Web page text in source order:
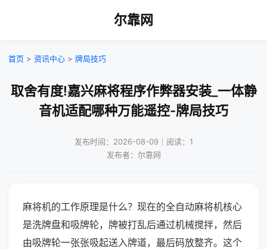
尔靠网
首页 > 资讯中心 > 牌局技巧
取舍有度!嘉兴麻将程序作弊器安装_一体静
音机适配哪种万能遥控-牌局技巧
发布时间：2026-08-09｜阅读：1
发布者：尔靠网
麻将机的工作原理是什么？现在的全自动麻将机核心
是洗牌盘和吸牌轮，牌被打乱后通过机械搅拌，然后
由吸牌轮一张张吸起送入牌道，最后码放整齐。这个